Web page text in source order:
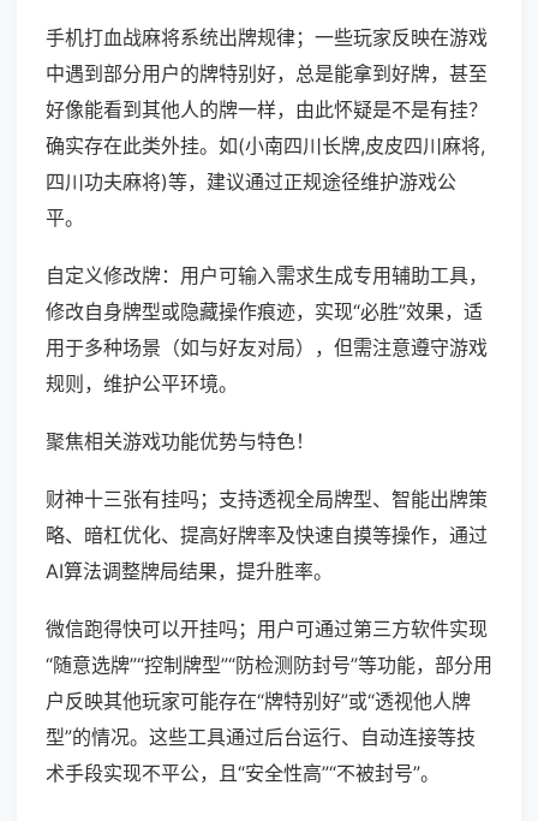
手机打血战麻将系统出牌规律；一些玩家反映在游戏
中遇到部分用户的牌特别好，总是能拿到好牌，甚至
好像能看到其他人的牌一样，由此怀疑是不是有挂？
确实存在此类外挂。如(小南四川长牌,皮皮四川麻将,
四川功夫麻将)等，建议通过正规途径维护游戏公
平。
自定义修改牌：用户可输入需求生成专用辅助工具，
修改自身牌型或隐藏操作痕迹，实现“必胜”效果，适
用于多种场景（如与好友对局），但需注意遵守游戏
规则，维护公平环境。
聚焦相关游戏功能优势与特色！
财神十三张有挂吗；支持透视全局牌型、智能出牌策
略、暗杠优化、提高好牌率及快速自摸等操作，通过
AI算法调整牌局结果，提升胜率。
微信跑得快可以开挂吗；用户可通过第三方软件实现
“随意选牌”“控制牌型”“防检测防封号”等功能，部分用
户反映其他玩家可能存在“牌特别好”或“透视他人牌
型”的情况。这些工具通过后台运行、自动连接等技
术手段实现不平公，且“安全性高”“不被封号”。